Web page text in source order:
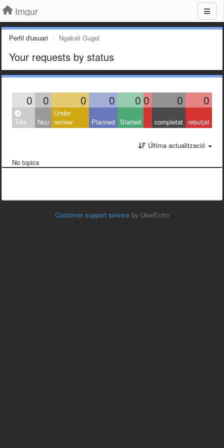
Imgur
Perfil d'usuari Ngakali Gugel
Your requests by status
0 0 0 0 0 0 0 0
Tots Nou
Under
review
Planned Started completat rebutjat
Última actualització
No topics
Customer support service by UserEcho